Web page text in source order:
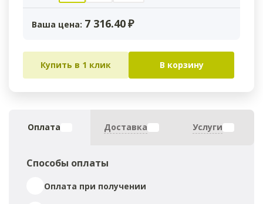
Ваша цена: 7 316.40₽
Купить в 1 клик В корзину
Оплата Доставка Услуги
Способы оплаты
Оплата при получении